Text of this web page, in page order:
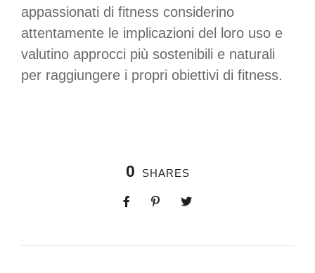
appassionati di fitness considerino
attentamente le implicazioni del loro uso e
valutino approcci più sostenibili e naturali
per raggiungere i propri obiettivi di fitness.
0 SHARES